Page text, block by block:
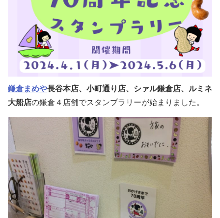
鎌倉まめや長谷本店、小町通り店、シァル鎌倉店、ルミネ
大船店の鎌倉４店舗でスタンプラリーが始まりました。